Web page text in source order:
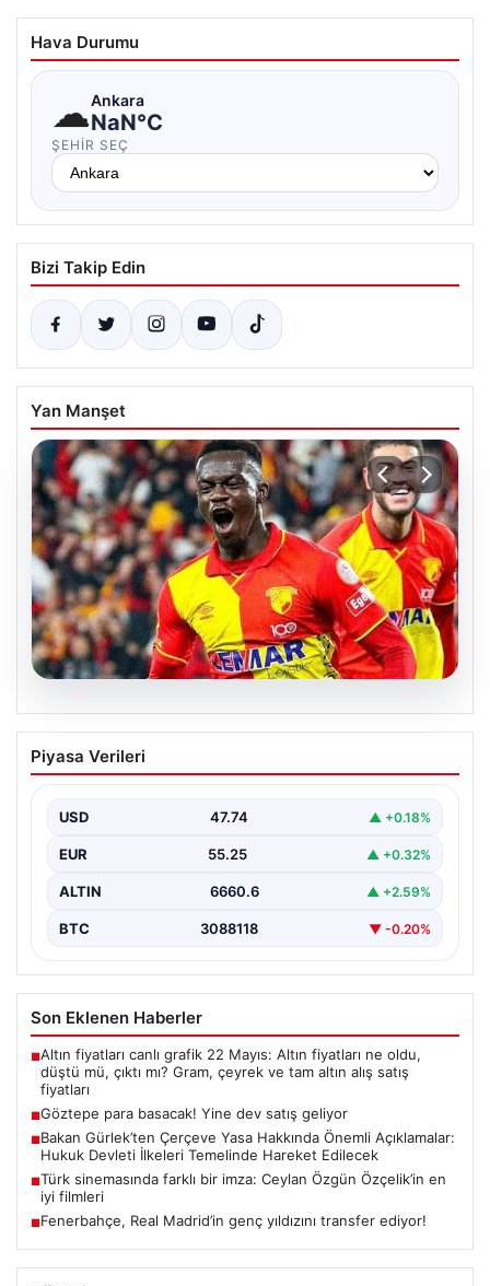
Hava Durumu
☁Ankara
NaN°C
ŞEHIR SEÇ
Bizi Takip Edin
Yan Manşet
07.08.2026
Göztepe para basacak! Yine dev satış
geliyor
Piyasa Verileri
USD 47.74 ▲ +0.18%
EUR 55.25 ▲ +0.32%
ALTIN 6660.6 ▲ +2.59%
BTC 3088118 ▼ -0.20%
Son Eklenen Haberler
■Altın fiyatları canlı grafik 22 Mayıs: Altın fiyatları ne oldu,
düştü mü, çıktı mı? Gram, çeyrek ve tam altın alış satış
fiyatları
■Göztepe para basacak! Yine dev satış geliyor
■Bakan Gürlek’ten Çerçeve Yasa Hakkında Önemli Açıklamalar:
Hukuk Devleti İlkeleri Temelinde Hareket Edilecek
■Türk sinemasında farklı bir imza: Ceylan Özgün Özçelik’in en
iyi filmleri
■Fenerbahçe, Real Madrid’in genç yıldızını transfer ediyor!